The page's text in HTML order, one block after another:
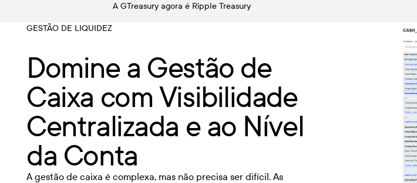
A GTreasury agora é Ripple Treasury
GESTÃO DE LIQUIDEZ
Domine a Gestão de
Caixa com Visibilidade
Centralizada e ao Nível
da Conta
A gestão de caixa é complexa, mas não precisa ser difícil. As